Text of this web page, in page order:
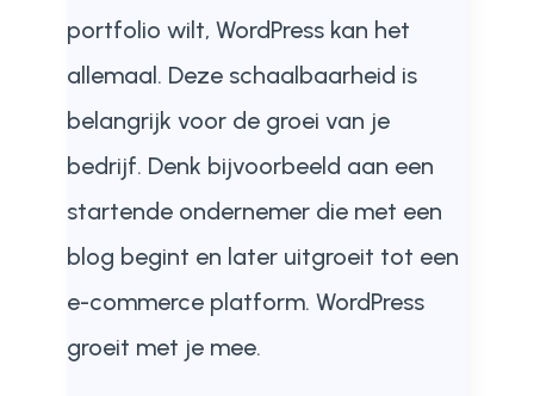
portfolio wilt, WordPress kan het
allemaal. Deze schaalbaarheid is
belangrijk voor de groei van je
bedrijf. Denk bijvoorbeeld aan een
startende ondernemer die met een
blog begint en later uitgroeit tot een
e-commerce platform. WordPress
groeit met je mee.